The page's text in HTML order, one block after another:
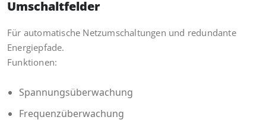
Umschaltfelder
Für automatische Netzumschaltungen und redundante
Energiepfade.
Funktionen:
Spannungsüberwachung
Frequenzüberwachung